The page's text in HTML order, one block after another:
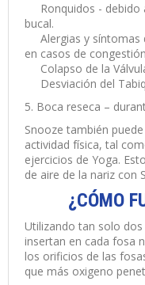
Ronquidos -
bucal.
Alergias y
en casos de
Colapso de la
Desviación del
5. Boca reseca –
Snooze también
actividad física, tal
ejercicios de Yoga.
de aire de la nariz con
¿CÓMO
Utilizando tan solo
insertan en cada fosa
los orificios de las
que más oxigeno